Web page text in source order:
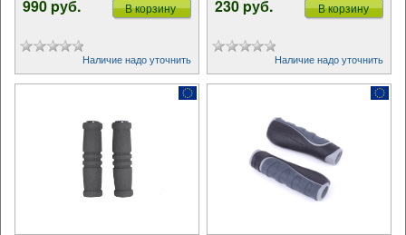
990 pуб. В корзину
Наличие надо уточнить
230 pуб. В корзину
Наличие надо уточнить